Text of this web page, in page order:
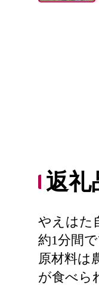
返礼
やえはた
約1分間
原材料は
が食べら